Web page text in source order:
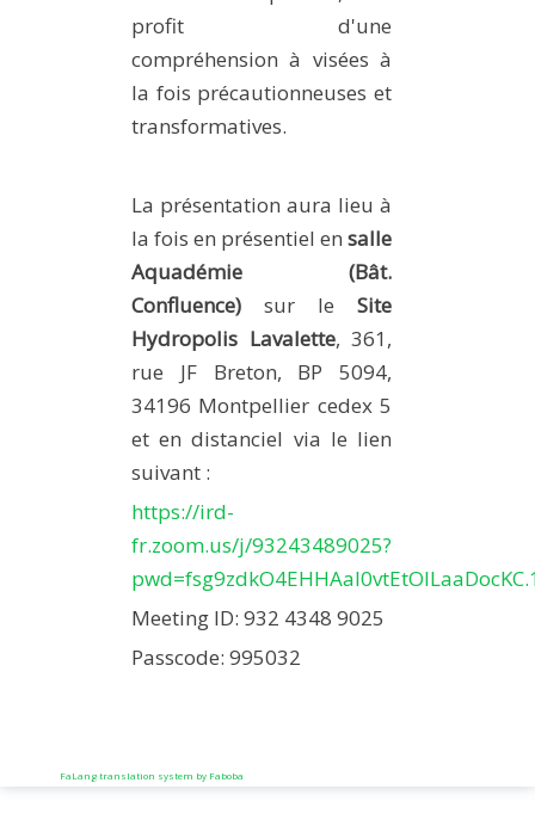
profit d'une
compréhension à visées à
la fois précautionneuses et
transformatives.
La présentation aura lieu à
la fois en présentiel en salle
Aquadémie (Bât.
Confluence) sur le Site
Hydropolis Lavalette, 361,
rue JF Breton, BP 5094,
34196 Montpellier cedex 5
et en distanciel via le lien
suivant :
https://ird-
fr.zoom.us/j/93243489025?
Meeting ID: 932 4348 9025
Passcode: 995032
FaLang translation system by Faboba